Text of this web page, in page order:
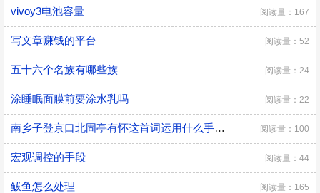
vivoy3电池容量 阅读量：167
写文章赚钱的平台 阅读量：52
五十六个名族有哪些族 阅读量：24
涂睡眠面膜前要涂水乳吗 阅读量：22
南乡子登京口北固亭有怀这首词运用什么手法表达主旨 阅读量：100
宏观调控的手段 阅读量：44
鲅鱼怎么处理 阅读量：165